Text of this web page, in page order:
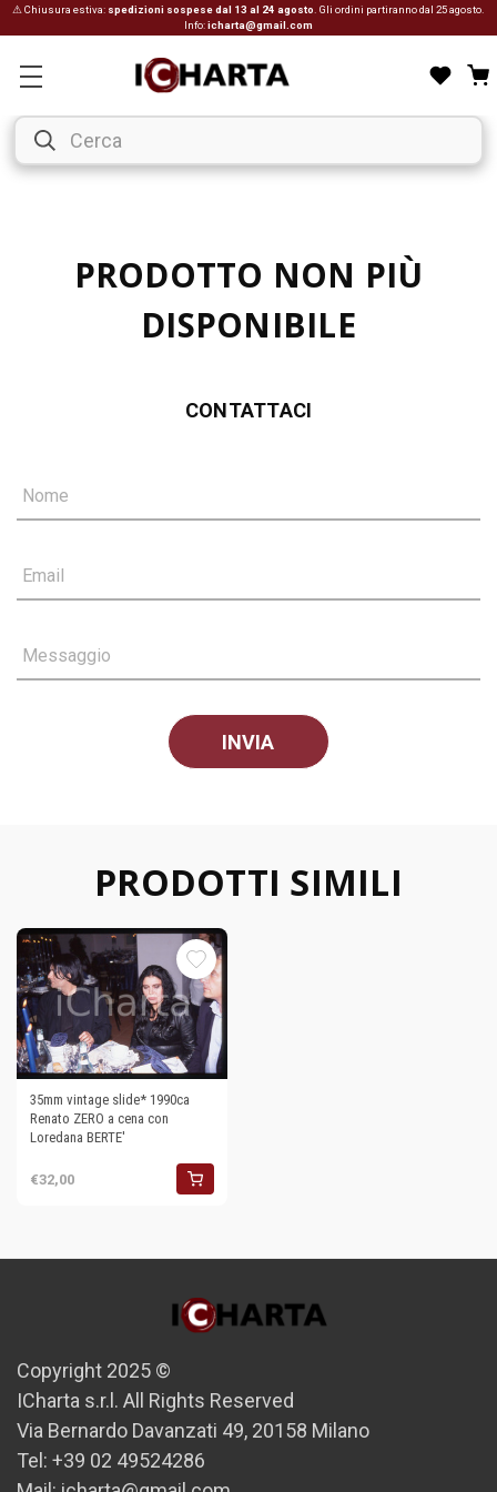
⚠ Chiusura estiva: spedizioni sospese dal 13 al 24 agosto . Gli ordini partiranno dal 25 agosto.
Info:icharta@gmail.com
PRODOTTO NON PIÙ
DISPONIBILE
CONTATTACI
Nome
Email
Messaggio
PRODOTTI SIMILI
35mm vintage slide* 1990ca
Renato ZERO a cena con
Loredana BERTE'
€32,00
Copyright 2025 ©
ICharta s.r.l. All Rights Reserved
Via Bernardo Davanzati 49, 20158 Milano
Tel: +39 02 49524286